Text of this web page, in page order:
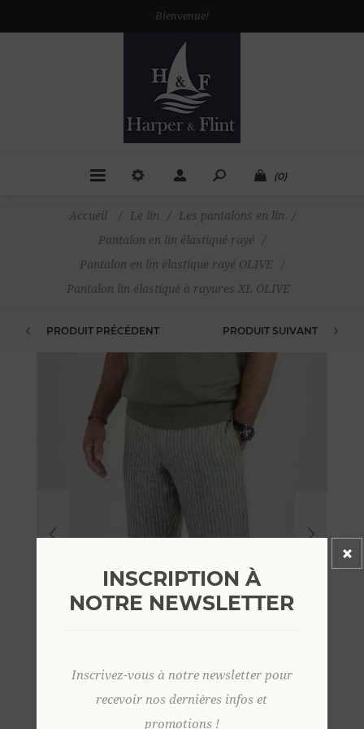
Bienvenue!
(0)
Accueil / Le lin / Les pantalons en lin
/
Pantalon en lin élastiqué rayé
/
Pantalon en lin élastiqué rayé OLIVE
/
Pantalon lin élastiqué à rayures XL OLIVE
PRODUIT PRÉCÉDENT PRODUIT SUIVANT
INSCRIPTION À
NOTRE NEWSLETTER
Inscrivez-vous à notre newsletter pour
recevoir nos dernières infos et
promotions !